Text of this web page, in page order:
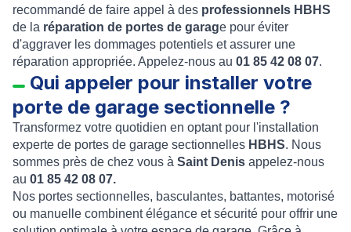
recommandé de faire appel à des professionnels HBHS
de la réparation de portes de garage pour éviter
d'aggraver les dommages potentiels et assurer une
réparation appropriée. Appelez-nous au 01 85 42 08 07.
Qui appeler pour installer votre
porte de garage sectionnelle ?
Transformez votre quotidien en optant pour l'installation
experte de portes de garage sectionnelles HBHS. Nous
sommes près de chez vous à Saint Denis appelez-nous
au 01 85 42 08 07.
Nos portes sectionnelles, basculantes, battantes, motorisé
ou manuelle combinent élégance et sécurité pour offrir une